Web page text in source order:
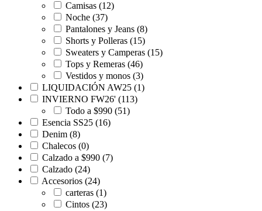
Camisas (12)
Noche (37)
Pantalones y Jeans (8)
Shorts y Polleras (15)
Sweaters y Camperas (15)
Tops y Remeras (46)
Vestidos y monos (3)
LIQUIDACIÓN AW25 (1)
INVIERNO FW26' (113)
Todo a $990 (51)
Esencia SS25 (16)
Denim (8)
Chalecos (0)
Calzado a $990 (7)
Calzado (24)
Accesorios (24)
carteras (1)
Cintos (23)